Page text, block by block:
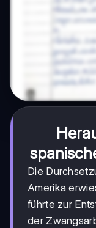
Die
Amerika
führte zur
der